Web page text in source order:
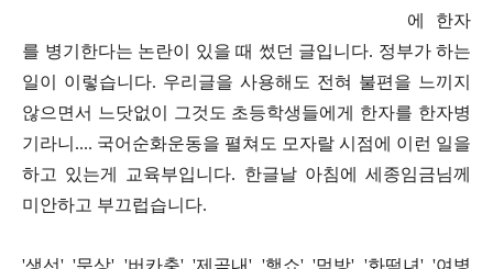
에 한자
를 병기한다는 논란이 있을 때 썼던 글입니다. 정부가 하는
일이 이렇습니다. 우리글을 사용해도 전혀 불편을 느끼지
않으면서 느닷없이 그것도 초등학생들에게 한자를 한자병
기라니 .... 국어순화운동을 펼쳐도 모자랄 시점에 이런 일을
하고 있는게 교육부입니다. 한글날 아침에 세종임금님께
미안하고 부끄럽습니다.
'생선', '문상', '버카충', '제곧내', '행쇼', '먹방'. '화떡녀', '여병